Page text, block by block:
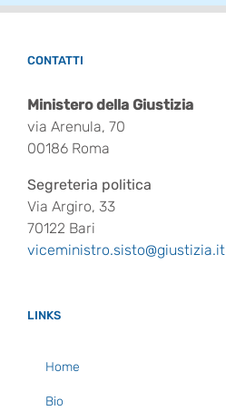
CONTATTI
Ministero della Giustizia
via Arenula, 70
00186 Roma
Segreteria politica
Via Argiro, 33
70122 Bari
viceministro.sisto@giustizia.it
LINKS
Home
Bio